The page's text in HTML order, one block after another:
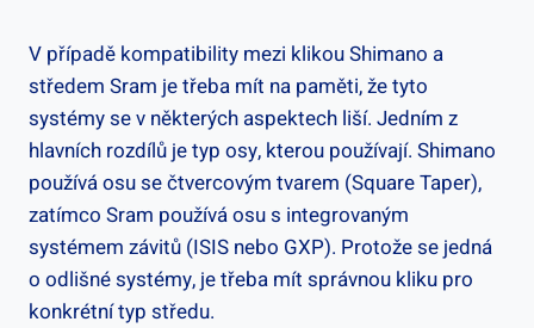
V případě kompatibility mezi ⁣klikou‌ Shimano ‌a
středem Sram⁣ je třeba mít na paměti, že tyto
systémy ⁣se v některých⁣ aspektech liší. Jedním z
‍hlavních rozdílů je typ osy, kterou ⁢používají. Shimano‌
používá osu‌ se čtvercovým tvarem (Square Taper),
zatímco Sram používá osu s integrovaným
systémem závitů (ISIS ⁣nebo GXP). Protože se⁤ jedná ​
o odlišné systémy, ‌je třeba‍ mít správnou kliku pro
konkrétní​ typ středu.